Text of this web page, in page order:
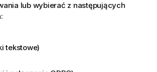
lub wybierać z następujących
tekstowe)